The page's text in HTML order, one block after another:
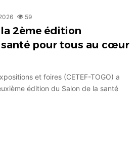
59
2ème édition
santé pour tous au cœur
et foires (CETEF-TOGO) a
édition du Salon de la santé